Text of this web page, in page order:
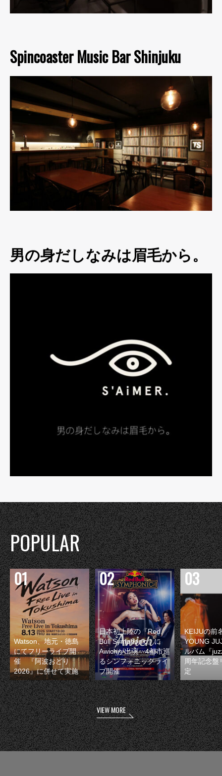
Spincoaster Music Bar Shinjuku
男の身だしなみは眉毛から。
POPULAR
Watson、地元・徳島
にてフリーライブ開
催 『阿波おどり
2026』に併せて実施
日本初上陸の『Red
Bull Symphonic』に
Awichが出演 4都市巡
るシンフォニックライ
ブ開催
KEIJUの前
YOUNG
ルバム『
周年記念盤
定
VIEW MORE